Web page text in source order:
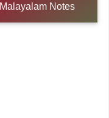
Malayalam Notes